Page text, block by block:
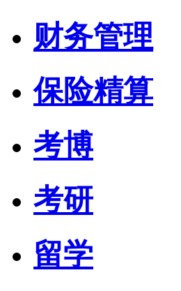
财务管理
保险精算
考博
考研
留学